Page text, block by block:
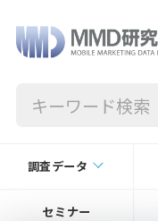
調査データ
セミナー